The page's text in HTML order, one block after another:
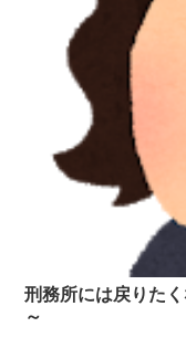
刑務所には戻りた
～